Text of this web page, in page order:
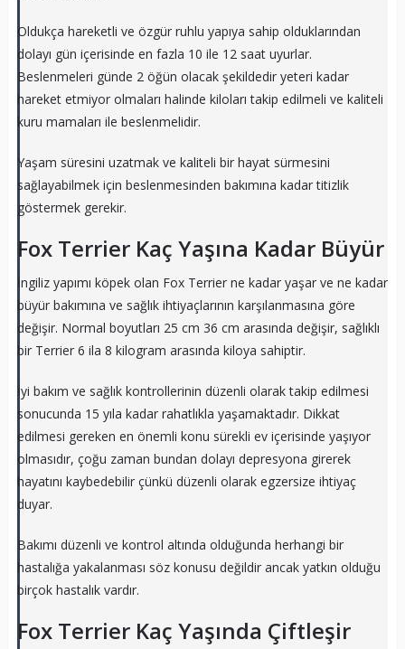
Oldukça hareketli ve özgür ruhlu yapıya sahip olduklarından
dolayı gün içerisinde en fazla 10 ile 12 saat uyurlar.
Beslenmeleri günde 2 öğün olacak şekildedir yeteri kadar
hareket etmiyor olmaları halinde kiloları takip edilmeli ve kaliteli
kuru mamaları ile beslenmelidir.
Yaşam süresini uzatmak ve kaliteli bir hayat sürmesini
sağlayabilmek için beslenmesinden bakımına kadar titizlik
göstermek gerekir.
Fox Terrier Kaç Yaşına Kadar Büyür
İngiliz yapımı köpek olan Fox Terrier ne kadar yaşar ve ne kadar
büyür bakımına ve sağlık ihtiyaçlarının karşılanmasına göre
değişir. Normal boyutları 25 cm 36 cm arasında değişir, sağlıklı
bir Terrier 6 ila 8 kilogram arasında kiloya sahiptir.
İyi bakım ve sağlık kontrollerinin düzenli olarak takip edilmesi
sonucunda 15 yıla kadar rahatlıkla yaşamaktadır. Dikkat
edilmesi gereken en önemli konu sürekli ev içerisinde yaşıyor
olmasıdır, çoğu zaman bundan dolayı depresyona girerek
hayatını kaybedebilir çünkü düzenli olarak egzersize ihtiyaç
duyar.
Bakımı düzenli ve kontrol altında olduğunda herhangi bir
hastalığa yakalanması söz konusu değildir ancak yatkın olduğu
birçok hastalık vardır.
Fox Terrier Kaç Yaşında Çiftleşir